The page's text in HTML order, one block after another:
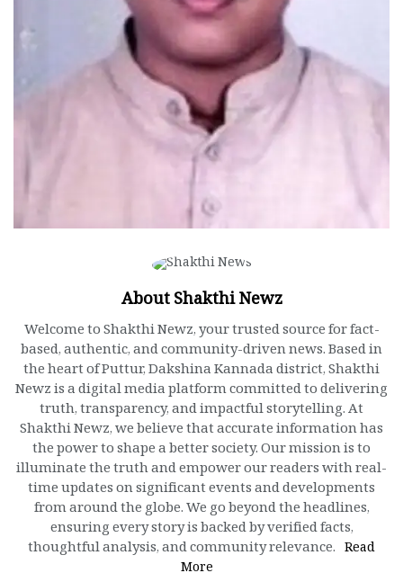
About Shakthi Newz
Welcome to Shakthi Newz, your trusted source for fact-
based, authentic, and community-driven news. Based in
the heart of Puttur, Dakshina Kannada district, Shakthi
Newz is a digital media platform committed to delivering
truth, transparency, and impactful storytelling. At
Shakthi Newz, we believe that accurate information has
the power to shape a better society. Our mission is to
illuminate the truth and empower our readers with real-
time updates on significant events and developments
from around the globe. We go beyond the headlines,
ensuring every story is backed by verified facts,
thoughtful analysis, and community relevance. Read
More